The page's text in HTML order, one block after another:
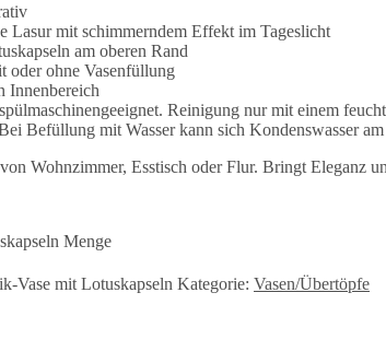
Lasur mit schimmerndem Effekt im Tageslicht
am oberen Rand
oder ohne Vasenfüllung
Innenbereich
Reinigung nur mit einem
Befüllung mit Wasser kann sich Kondenswasser
Wohnzimmer, Esstisch oder Flur. Bringt Eleganz
Menge
Vase mit Lotuskapseln Kategorie: Vasen/Übertöpfe